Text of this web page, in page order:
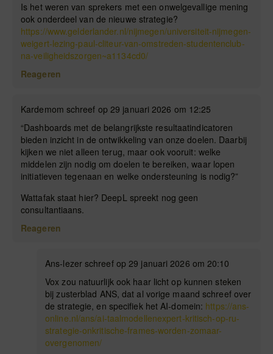
Is het weren van sprekers met een onwelgevallige mening
ook onderdeel van de nieuwe strategie?
https://www.gelderlander.nl/nijmegen/universiteit-nijmegen-
weigert-lezing-paul-cliteur-van-omstreden-studentenclub-
na-veiligheidszorgen~a1134cd0/
Reageren
Kardemom schreef op 29 januari 2026 om 12:25
“Dashboards met de belangrijkste resultaatindicatoren
bieden inzicht in de ontwikkeling van onze doelen. Daarbij
kijken we niet alleen terug, maar ook vooruit: welke
middelen zijn nodig om doelen te bereiken, waar lopen
initiatieven tegenaan en welke ondersteuning is nodig?”
Wattafak staat hier? DeepL spreekt nog geen
consultantiaans.
Reageren
Ans-lezer schreef op 29 januari 2026 om 20:10
Vox zou natuurlijk ook haar licht op kunnen steken
bij zusterblad ANS, dat al vorige maand schreef over
de strategie, en specifiek het AI-domein: https://ans-
online.nl/ans/ai-taalmodellenexpert-kritisch-op-ru-
strategie-onkritische-frames-worden-zomaar-
overgenomen/